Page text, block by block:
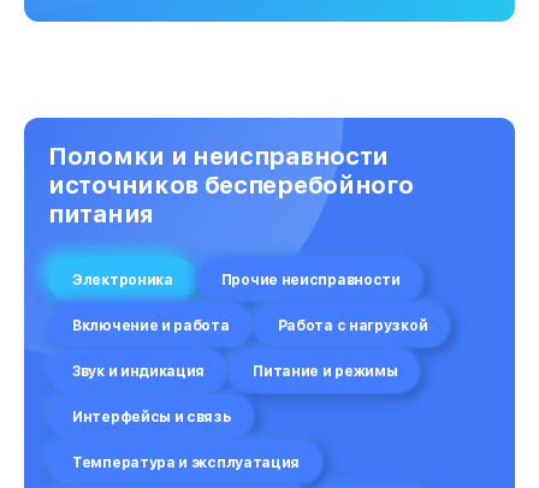
Поломки и неисправности
источников бесперебойного
питания
Электроника Прочие неисправности
Включение и работа Работа с нагрузкой
Звук и индикация Питание и режимы
Интерфейсы и связь
Температура и эксплуатация